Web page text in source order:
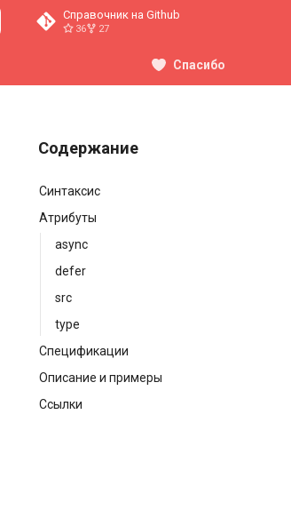
Справочник на Github
36 27
Спасибо
Содержание
Синтаксис
Атрибуты
async
defer
src
type
Спецификации
Описание и примеры
Ссылки